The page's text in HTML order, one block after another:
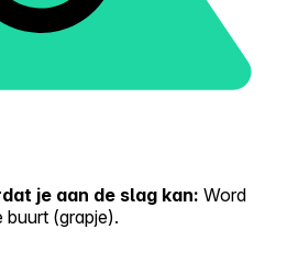
je aan de slag kan: Word
buurt (grapje).